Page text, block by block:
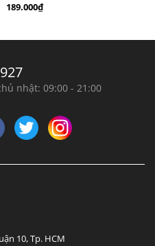
100kg thanh lịch
189.000₫
nhật: 09:00 - 21:00
10, Tp. HCM